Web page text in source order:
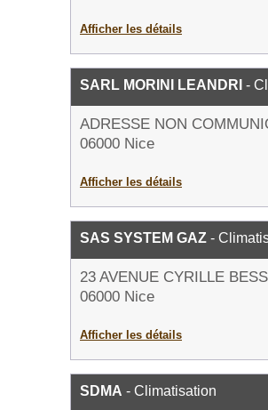
Afficher les détails
SARL MORINI LEANDRI -
ADRESSE NON
06000 Nice
Afficher les détails
SAS SYSTEM GAZ -
23 AVENUE CYRILLE
06000 Nice
Afficher les détails
SDMA - Climatisation